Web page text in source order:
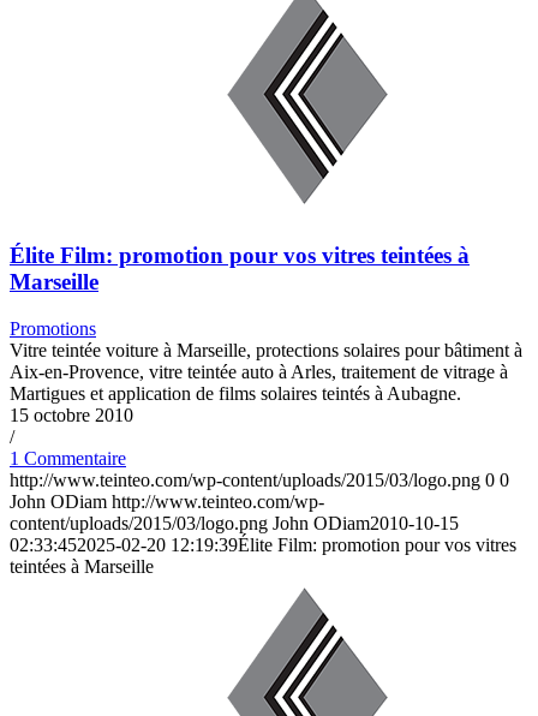
Élite Film: promotion pour vos vitres teintées à
Marseille
Promotions
Vitre teintée voiture à Marseille, protections solaires pour bâtiment à
Aix-en-Provence, vitre teintée auto à Arles, traitement de vitrage à
Martigues et application de films solaires teintés à Aubagne.
15 octobre 2010
/
1 Commentaire
http://www.teinteo.com/wp-content/uploads/2015/03/logo.png 0 0
John ODiam http://www.teinteo.com/wp-
content/uploads/2015/03/logo.png John ODiam2010-10-15
02:33:452025-02-20 12:19:39Élite Film: promotion pour vos vitres
teintées à Marseille